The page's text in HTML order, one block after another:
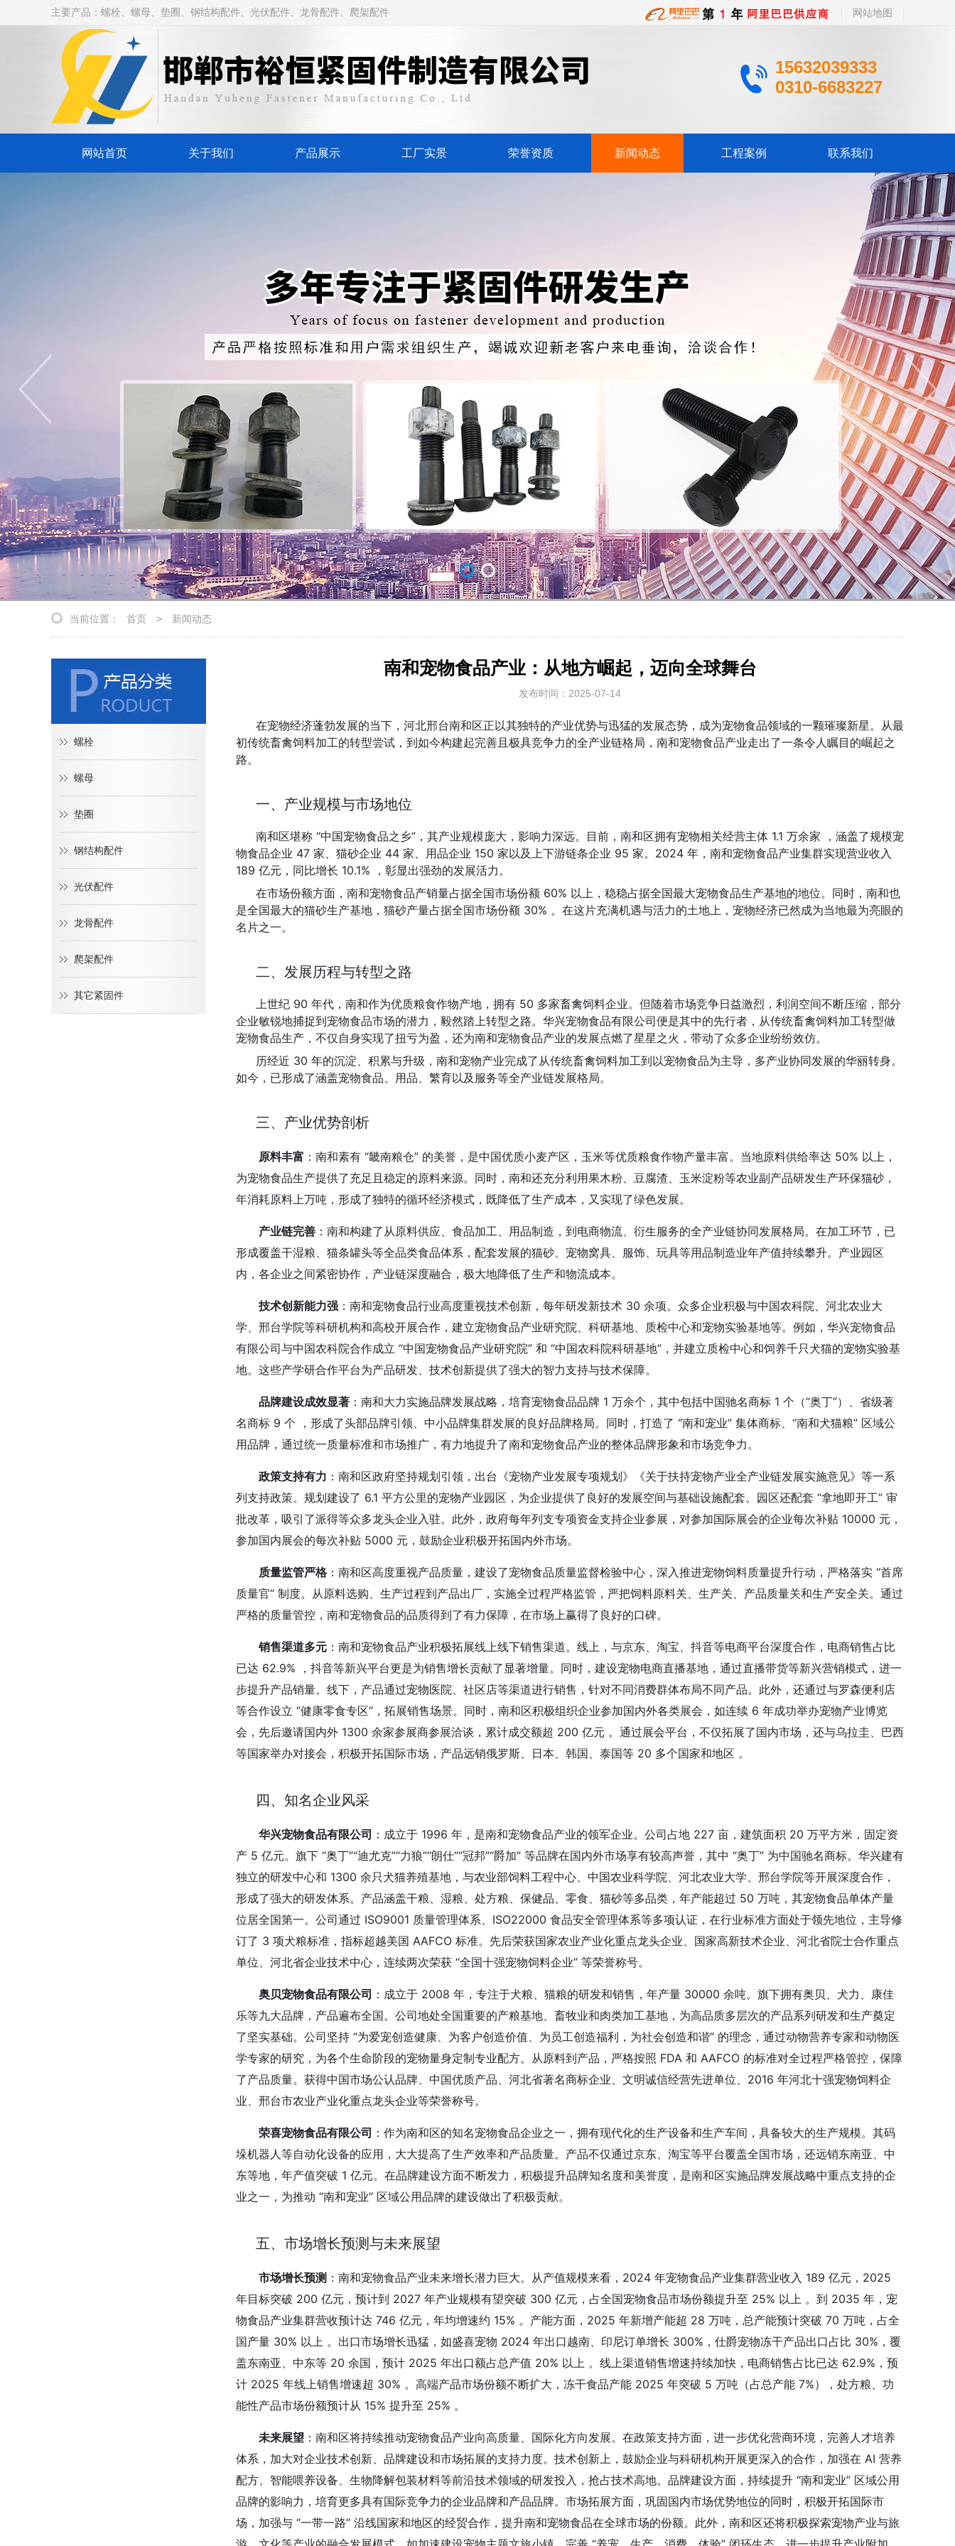
主要产品：螺栓、螺母、垫圈、钢结构配件、光伏配件、龙骨配件、爬架配件 网站地图
15632039333
0310-6683227
网站首页 关于我们 产品展示 工厂实景 荣誉资质 新闻动态 工程案例 联系我们
当前位置： 首页 > 新闻动态
螺栓
螺母
垫圈
钢结构配件
光伏配件
龙骨配件
爬架配件
其它紧固件
南和宠物食品产业：从地方崛起，迈向全球舞台
发布时间：2025-07-14
在宠物经济蓬勃发展的当下，河北邢台南和区正以其独特的产业优势与迅猛的发展态势，成为宠物食品领域的一颗璀璨新星。从最
初传统畜禽饲料加工的转型尝试，到如今构建起完善且极具竞争力的全产业链格局，南和宠物食品产业走出了一条令人瞩目的崛起之
路。
一、产业规模与市场地位
南和区堪称 “中国宠物食品之乡”，其产业规模庞大，影响力深远。目前，南和区拥有宠物相关经营主体 1.1 万余家 ，涵盖了规模宠
物食品企业 47 家、猫砂企业 44 家、用品企业 150 家以及上下游链条企业 95 家。2024 年，南和宠物食品产业集群实现营业收入
189 亿元，同比增长 10.1% ，彰显出强劲的发展活力。
在市场份额方面，南和宠物食品产销量占据全国市场份额 60% 以上，稳稳占据全国最大宠物食品生产基地的地位。同时，南和也
是全国最大的猫砂生产基地，猫砂产量占据全国市场份额 30% 。在这片充满机遇与活力的土地上，宠物经济已然成为当地最为亮眼的
名片之一。
二、发展历程与转型之路
上世纪 90 年代，南和作为优质粮食作物产地，拥有 50 多家畜禽饲料企业。但随着市场竞争日益激烈，利润空间不断压缩，部分
企业敏锐地捕捉到宠物食品市场的潜力，毅然踏上转型之路。华兴宠物食品有限公司便是其中的先行者，从传统畜禽饲料加工转型做
宠物食品生产，不仅自身实现了扭亏为盈，还为南和宠物食品产业的发展点燃了星星之火，带动了众多企业纷纷效仿。
历经近 30 年的沉淀、积累与升级，南和宠物产业完成了从传统畜禽饲料加工到以宠物食品为主导，多产业协同发展的华丽转身。
如今，已形成了涵盖宠物食品、用品、繁育以及服务等全产业链发展格局。
三、产业优势剖析
原料丰富 ：南和素有 “畿南粮仓” 的美誉，是中国优质小麦产区，玉米等优质粮食作物产量丰富。当地原料供给率达 50% 以上，
为宠物食品生产提供了充足且稳定的原料来源。同时，南和还充分利用果木粉、豆腐渣、玉米淀粉等农业副产品研发生产环保猫砂，
年消耗原料上万吨，形成了独特的循环经济模式，既降低了生产成本，又实现了绿色发展。
产业链完善 ：南和构建了从原料供应、食品加工、用品制造，到电商物流、衍生服务的全产业链协同发展格局。在加工环节，已
形成覆盖干湿粮、猫条罐头等全品类食品体系，配套发展的猫砂、宠物窝具、服饰、玩具等用品制造业年产值持续攀升。产业园区
内，各企业之间紧密协作，产业链深度融合，极大地降低了生产和物流成本。
技术创新能力强 ：南和宠物食品行业高度重视技术创新，每年研发新技术 30 余项。众多企业积极与中国农科院、河北农业大
学、邢台学院等科研机构和高校开展合作，建立宠物食品产业研究院、科研基地、质检中心和宠物实验基地等。例如，华兴宠物食品
有限公司与中国农科院合作成立 “中国宠物食品产业研究院” 和 “中国农科院科研基地”，并建立质检中心和饲养千只犬猫的宠物实验基
地。这些产学研合作平台为产品研发、技术创新提供了强大的智力支持与技术保障。
品牌建设成效显著 ：南和大力实施品牌发展战略，培育宠物食品品牌 1 万余个，其中包括中国驰名商标 1 个（“奥丁”）、省级著
名商标 9 个 ，形成了头部品牌引领、中小品牌集群发展的良好品牌格局。同时，打造了 “南和宠业” 集体商标、“南和犬猫粮” 区域公
用品牌，通过统一质量标准和市场推广，有力地提升了南和宠物食品产业的整体品牌形象和市场竞争力。
政策支持有力 ：南和区政府坚持规划引领，出台《宠物产业发展专项规划》《关于扶持宠物产业全产业链发展实施意见》等一系
列支持政策。规划建设了 6.1 平方公里的宠物产业园区，为企业提供了良好的发展空间与基础设施配套。园区还配套 “拿地即开工” 审
批改革，吸引了派得等众多龙头企业入驻。此外，政府每年列支专项资金支持企业参展，对参加国际展会的企业每次补贴 10000 元，
参加国内展会的每次补贴 5000 元，鼓励企业积极开拓国内外市场。
质量监管严格 ：南和区高度重视产品质量，建设了宠物食品质量监督检验中心，深入推进宠物饲料质量提升行动，严格落实 “首席
质量官” 制度。从原料选购、生产过程到产品出厂，实施全过程严格监管，严把饲料原料关、生产关、产品质量关和生产安全关。通过
严格的质量管控，南和宠物食品的品质得到了有力保障，在市场上赢得了良好的口碑。
销售渠道多元 ：南和宠物食品产业积极拓展线上线下销售渠道。线上，与京东、淘宝、抖音等电商平台深度合作，电商销售占比
已达 62.9% ，抖音等新兴平台更是为销售增长贡献了显著增量。同时，建设宠物电商直播基地，通过直播带货等新兴营销模式，进一
步提升产品销量。线下，产品通过宠物医院、社区店等渠道进行销售，针对不同消费群体布局不同产品。此外，还通过与罗森便利店
等合作设立 “健康零食专区”，拓展销售场景。同时，南和区积极组织企业参加国内外各类展会，如连续 6 年成功举办宠物产业博览
会，先后邀请国内外 1300 余家参展商参展洽谈，累计成交额超 200 亿元 。通过展会平台，不仅拓展了国内市场，还与乌拉圭、巴西
等国家举办对接会，积极开拓国际市场，产品远销俄罗斯、日本、韩国、泰国等 20 多个国家和地区 。
四、知名企业风采
华兴宠物食品有限公司 ：成立于 1996 年，是南和宠物食品产业的领军企业。公司占地 227 亩，建筑面积 20 万平方米，固定资
产 5 亿元。旗下 “奥丁”“迪尤克”“力狼”“朗仕”“冠邦”“爵加” 等品牌在国内外市场享有较高声誉，其中 “奥丁” 为中国驰名商标。华兴建有
独立的研发中心和 1300 余只犬猫养殖基地，与农业部饲料工程中心、中国农业科学院、河北农业大学、邢台学院等开展深度合作，
形成了强大的研发体系。产品涵盖干粮、湿粮、处方粮、保健品、零食、猫砂等多品类，年产能超过 50 万吨，其宠物食品单体产量
位居全国第一。公司通过 ISO9001 质量管理体系、ISO22000 食品安全管理体系等多项认证，在行业标准方面处于领先地位，主导修
订了 3 项犬粮标准，指标超越美国 AAFCO 标准。先后荣获国家农业产业化重点龙头企业、国家高新技术企业、河北省院士合作重点
单位、河北省企业技术中心，连续两次荣获 “全国十强宠物饲料企业” 等荣誉称号。
奥贝宠物食品有限公司 ：成立于 2008 年，专注于犬粮、猫粮的研发和销售，年产量 30000 余吨。旗下拥有奥贝、犬力、康佳
乐等九大品牌，产品遍布全国。公司地处全国重要的产粮基地、畜牧业和肉类加工基地，为高品质多层次的产品系列研发和生产奠定
了坚实基础。公司坚持 “为爱宠创造健康、为客户创造价值、为员工创造福利，为社会创造和谐” 的理念，通过动物营养专家和动物医
学专家的研究，为各个生命阶段的宠物量身定制专业配方。从原料到产品，严格按照 FDA 和 AAFCO 的标准对全过程严格管控，保障
了产品质量。获得中国市场公认品牌、中国优质产品、河北省著名商标企业、文明诚信经营先进单位、2016 年河北十强宠物饲料企
业、邢台市农业产业化重点龙头企业等荣誉称号。
荣喜宠物食品有限公司 ：作为南和区的知名宠物食品企业之一，拥有现代化的生产设备和生产车间，具备较大的生产规模。其码
垛机器人等自动化设备的应用，大大提高了生产效率和产品质量。产品不仅通过京东、淘宝等平台覆盖全国市场，还远销东南亚、中
东等地，年产值突破 1 亿元。在品牌建设方面不断发力，积极提升品牌知名度和美誉度，是南和区实施品牌发展战略中重点支持的企
业之一，为推动 “南和宠业” 区域公用品牌的建设做出了积极贡献。
五、市场增长预测与未来展望
市场增长预测 ：南和宠物食品产业未来增长潜力巨大。从产值规模来看，2024 年宠物食品产业集群营业收入 189 亿元，2025
年目标突破 200 亿元，预计到 2027 年产业规模有望突破 300 亿元，占全国宠物食品市场份额提升至 25% 以上 。到 2035 年，宠
物食品产业集群营收预计达 746 亿元，年均增速约 15% 。产能方面，2025 年新增产能超 28 万吨，总产能预计突破 70 万吨，占全
国产量 30% 以上 。出口市场增长迅猛，如盛喜宠物 2024 年出口越南、印尼订单增长 300%，仕爵宠物冻干产品出口占比 30%，覆
盖东南亚、中东等 20 余国，预计 2025 年出口额占总产值 20% 以上 。线上渠道销售增速持续加快，电商销售占比已达 62.9%，预
计 2025 年线上销售增速超 30% 。高端产品市场份额不断扩大，冻干食品产能 2025 年突破 5 万吨（占总产能 7%），处方粮、功
能性产品市场份额预计从 15% 提升至 25% 。
未来展望 ：南和区将持续推动宠物食品产业向高质量、国际化方向发展。在政策支持方面，进一步优化营商环境，完善人才培养
体系，加大对企业技术创新、品牌建设和市场拓展的支持力度。技术创新上，鼓励企业与科研机构开展更深入的合作，加强在 AI 营养
配方、智能喂养设备、生物降解包装材料等前沿技术领域的研发投入，抢占技术高地。品牌建设方面，持续提升 “南和宠业” 区域公用
品牌的影响力，培育更多具有国际竞争力的企业品牌和产品品牌。市场拓展方面，巩固国内市场优势地位的同时，积极开拓国际市
场，加强与 “一带一路” 沿线国家和地区的经贸合作，提升南和宠物食品在全球市场的份额。此外，南和区还将积极探索宠物产业与旅